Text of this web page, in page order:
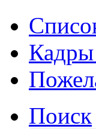
Поиск